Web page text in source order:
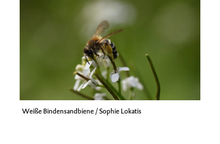
Weiße Bindensandbiene / Sophie Lokatis